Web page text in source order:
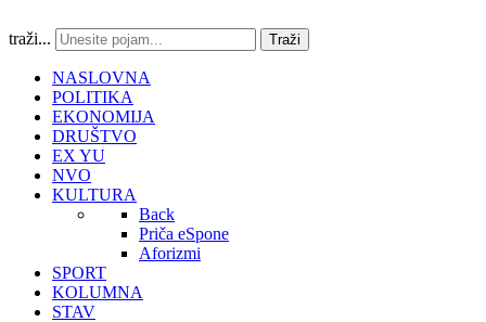
traži... Traži
NASLOVNA
POLITIKA
EKONOMIJA
DRUŠTVO
EX YU
NVO
KULTURA
Back
Priča eSpone
Aforizmi
SPORT
KOLUMNA
STAV